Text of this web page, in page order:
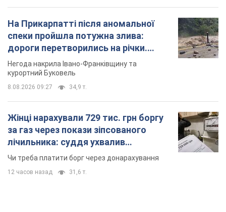
На Прикарпатті після аномальної
спеки пройшла потужна злива:
дороги перетворились на річки.
Відео
Негода накрила Івано-Франківщину та
курортний Буковель
8.08.2026 09:27 34,9 т.
Жінці нарахували 729 тис. грн боргу
за газ через покази зіпсованого
лічильника: суддя ухвалив
неочікуване рішення
Чи треба платити борг через донарахування
12 часов назад 31,6 т.